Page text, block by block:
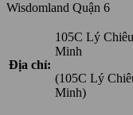
Wisdomland Quận 6
Địa chỉ:
105C Lý
Minh
(105C Lý
Minh)